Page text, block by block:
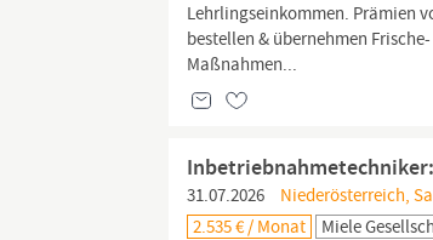
Lehrlingseinkommen. Prämien
bestellen & übernehmen
Maßnahmen...
31.07.2026
Niederösterreich,
2.535 € / Monat
Miele